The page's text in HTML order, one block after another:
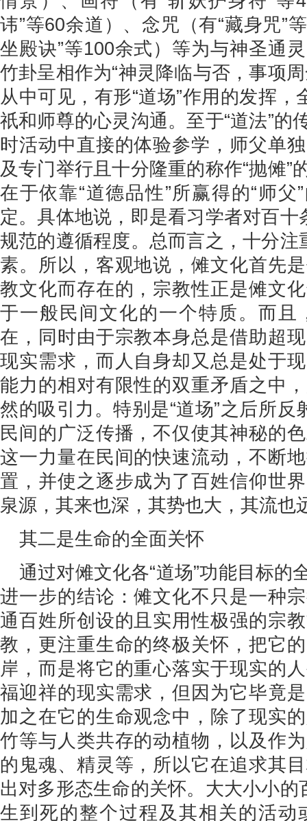
讳”等60余道）、念咒（有“藏身咒”
坐殿诀”等100余式）等为与神圣通
竹卦呈相作为“神灵降临与否，事项
从中可见，有形“道场”作用的发挥，
祇和师尊的心灵沟通。至于“道法”的
时活动中直接的体验参学，师父单
及专门举行且十分隆重的称作“抛傩”
在于依靠“道德品性”所赢得的“师父
定。具体地说，即是看习学者对百十
规范的遵循程度。总而言之，十分注
素。所以，客观地说，傩文化首先
教文化而存在的，宗教性正是傩文
于一般民间文化的一个特质。而且
在，同时由于宗教本身总是借助超
现实需求，而人自身却又总是处于
能力的相对有限性的双重矛盾之中
然的吸引力。特别是“道场”之后所反
民间的广泛传播，不仅使其神秘的
这一力量在民间的快速流动，不断
置，并使之逐步成为了百姓信仰世
泉源，其来也深，其势也大，其流也
其二是生命的全面关怀
通过对傩文化各“道场”功能目标的
进一步的结论：傩文化不只是一种
通百姓所创设的且实用性极强的宗
教，更注重生命的终极关怀，把它
岸，而是将它的重心落实于现实的
福迎祥的现实需求，但因为它毕竟
加之在它的生命观念中，除了现实
竹等与人类共存的动植物，以及作
的鬼魂、精灵等，所以它在追求其
出对多形态生命的关怀。大大小小的
生到死的整个过程及其相关的活动